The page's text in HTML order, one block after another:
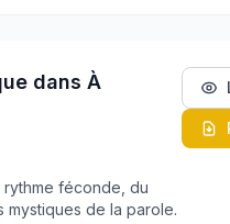
dans À
rythme féconde, du
mystiques de la parole.